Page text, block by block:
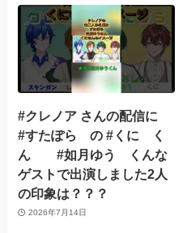
#クレノア さんの配信に
#すたぽら の #くに く
ん #如月ゆう くんな
ゲストで出演しました2人
の印象は？？？
2026年7月14日